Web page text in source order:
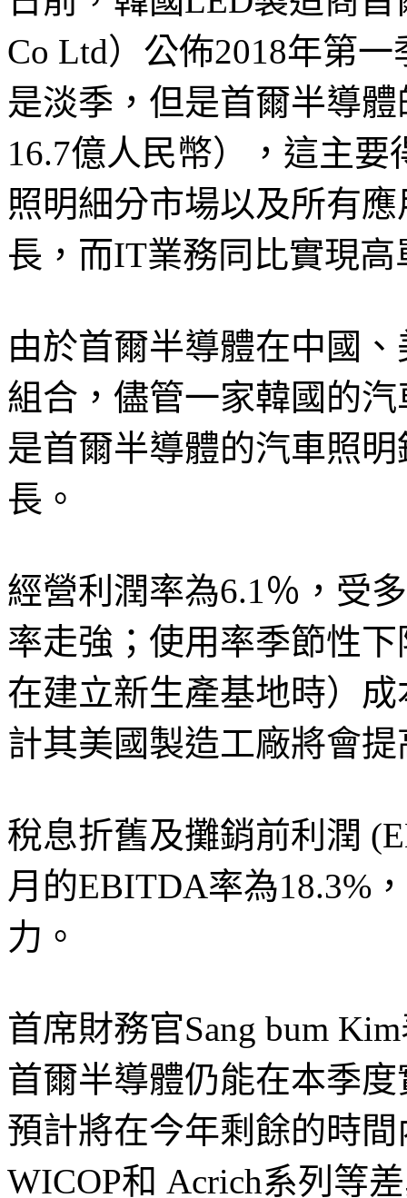
Co Ltd）公佈2018年第
是淡季，但是首爾半導
16.7億人民幣），這主
照明細分市場以及所有
長，而IT業務同比實現
由於首爾半導體在中國
組合，儘管一家韓國的
是首爾半導體的汽車照
長。
經營利潤率為6.1％，受
率走強；使用率季節性
在建立新生產基地時）
計其美國製造工廠將會
稅息折舊及攤銷前利潤
月的EBITDA率為18.3%
力。
首席財務官Sang bum
首爾半導體仍能在本季
預計將在今年剩餘的時
WICOP和 Acrich系列等